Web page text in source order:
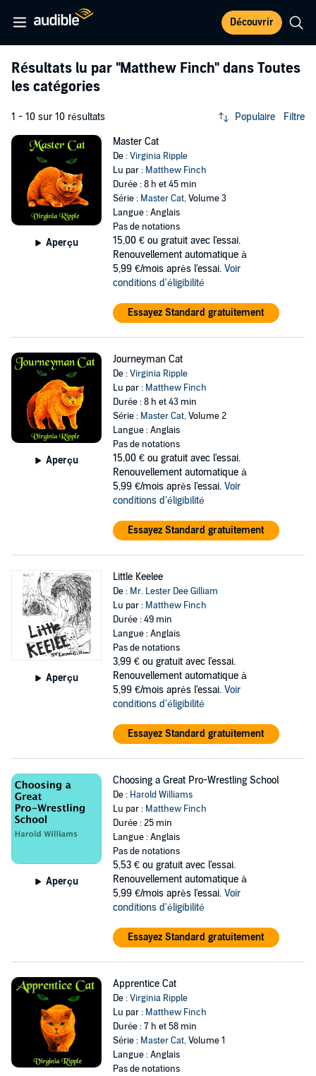
Découvrir
Résultats lu par "Matthew Finch" dans Toutes
les catégories
1 - 10 sur 10 résultats Populaire Filtre
Aperçu
Master Cat
De :Virginia Ripple
Lu par : Matthew Finch
Durée : 8 h et 45 min
Série : Master Cat, Volume 3
Langue : Anglais
Pas de notations
15,00 € ou gratuit avec l'essai.
Renouvellement automatique à
5,99 €/mois après l'essai. Voir
conditions d'éligibilité
Essayez Standard gratuitement
Aperçu
Journeyman Cat
De :Virginia Ripple
Lu par : Matthew Finch
Durée : 8 h et 43 min
Série : Master Cat, Volume 2
Langue : Anglais
Pas de notations
15,00 € ou gratuit avec l'essai.
Renouvellement automatique à
5,99 €/mois après l'essai. Voir
conditions d'éligibilité
Essayez Standard gratuitement
Aperçu
Little Keelee
De : Mr. Lester Dee Gilliam
Lu par : Matthew Finch
Durée : 49 min
Langue : Anglais
Pas de notations
3,99 € ou gratuit avec l'essai.
Renouvellement automatique à
5,99 €/mois après l'essai. Voir
conditions d'éligibilité
Essayez Standard gratuitement
Aperçu
Choosing a Great Pro-Wrestling School
De : Harold Williams
Lu par : Matthew Finch
Durée : 25 min
Langue : Anglais
Pas de notations
5,53 € ou gratuit avec l'essai.
Renouvellement automatique à
5,99 €/mois après l'essai. Voir
conditions d'éligibilité
Essayez Standard gratuitement
Apprentice Cat
De :Virginia Ripple
Lu par : Matthew Finch
Durée : 7 h et 58 min
Série : Master Cat, Volume 1
Langue : Anglais
Pas de notations